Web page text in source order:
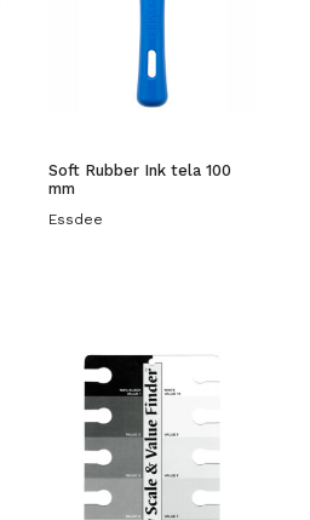
Soft Rubber Ink tela 100
mm
Essdee